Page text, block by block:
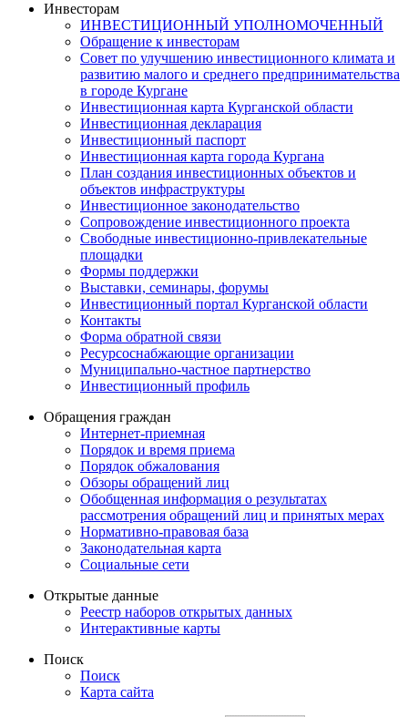
Инвесторам
ИНВЕСТИЦИОННЫЙ УПОЛНОМОЧЕННЫЙ
Обращение к инвесторам
Совет по улучшению инвестиционного климата и
развитию малого и среднего предпринимательства
в городе Кургане
Инвестиционная карта Курганской области
Инвестиционная декларация
Инвестиционный паспорт
Инвестиционная карта города Кургана
План создания инвестиционных объектов и
объектов инфраструктуры
Инвестиционное законодательство
Сопровождение инвестиционного проекта
Свободные инвестиционно-привлекательные
площадки
Формы поддержки
Выставки, семинары, форумы
Инвестиционный портал Курганской области
Контакты
Форма обратной связи
Ресурсоснабжающие организации
Муниципально-частное партнерство
Инвестиционный профиль
Обращения граждан
Интернет-приемная
Порядок и время приема
Порядок обжалования
Обзоры обращений лиц
Обобщенная информация о результатах
рассмотрения обращений лиц и принятых мерах
Нормативно-правовая база
Законодательная карта
Социальные сети
Открытые данные
Реестр наборов открытых данных
Интерактивные карты
Поиск
Поиск
Карта сайта